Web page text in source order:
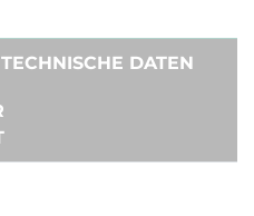
TECHNISCHE DATEN